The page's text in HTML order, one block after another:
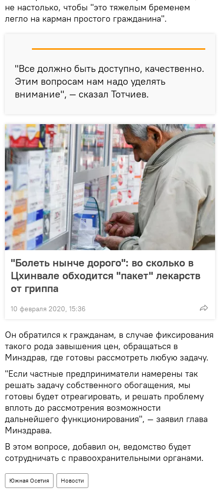
не настолько, чтобы "это тяжелым бременем
легло на карман простого гражданина".
"Все должно быть доступно, качественно.
Этим вопросам нам надо уделять
внимание", — сказал Тотчиев.
"Болеть нынче дорого": во сколько в
Цхинвале обходится "пакет" лекарств
от гриппа
10 февраля 2020, 15:36
Он обратился к гражданам, в случае фиксирования
такого рода завышения цен, обращаться в
Минздрав, где готовы рассмотреть любую задачу.
"Если частные предприниматели намерены так
решать задачу собственного обогащения, мы
готовы будет отреагировать, и решать проблему
вплоть до рассмотрения возможности
дальнейшего функционирования", — заявил глава
Минздрава.
В этом вопросе, добавил он, ведомство будет
сотрудничать с правоохранительными органами.
Южная Осетия Новости